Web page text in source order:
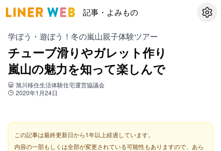
記事・よみもの 設定
学ぼう・遊ぼう！冬の嵐山親子体験ツアー
チューブ滑りやガレット作り
嵐山の魅力を知って楽しんで
旭川移住生活体験住宅運営協議会
2020年1月24日
この記事は最終更新日から1年以上経過しています。
内容の一部もしくは全部が変更されている可能性もありますので、あら